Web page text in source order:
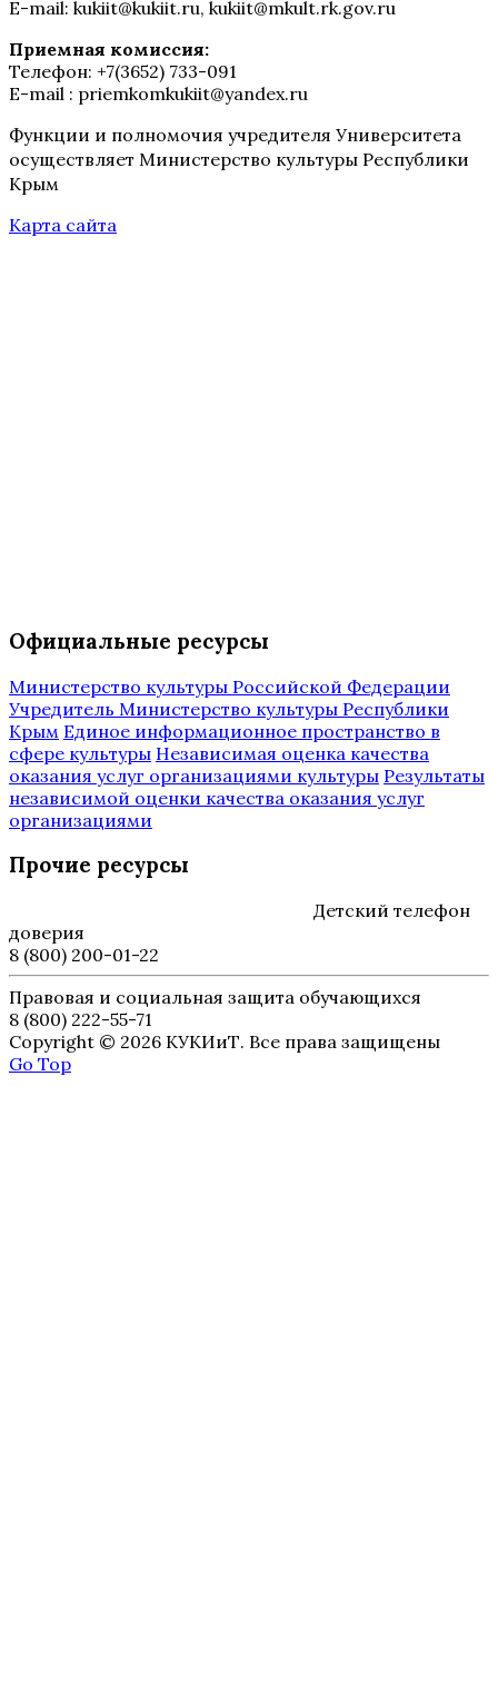
E-mail: kukiit@kukiit.ru, kukiit@mkult.rk.gov.ru
Приемная комиссия:
Телефон: +7(3652) 733-091
E-mail : priemkomkukiit@yandex.ru
Функции и полномочия учредителя Университета
осуществляет Министерство культуры Республики
Крым
Карта сайта
Официальные ресурсы
Министерство культуры Российской Федерации
Учредитель Министерство культуры Республики
Крым Единое информационное пространство в
сфере культуры Независимая оценка качества
оказания услуг организациями культуры Результаты
независимой оценки качества оказания услуг
организациями
Прочие ресурсы
Детский телефон
доверия
8 (800) 200-01-22
Правовая и социальная защита обучающихся
8 (800) 222-55-71
Copyright © 2026 КУКИиТ. Все права защищены
Go Top